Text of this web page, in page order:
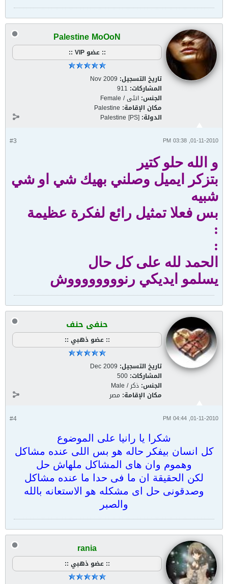
Palestine MoOoN
:: عضو VIP ::
تاريخ التسجيل: Nov 2009
المشاركات: 911
الجنس: انثى / Female
مكان الإقامة: Palestine
الدولة: Palestine [PS]
#3 01-11-2010, 03:38 PM
و الله حلو كتير
بتزكر ايميل وصلني بهيك شي او شي
شبيه
بس فعلا تمثيل رائع لفكرة عظيمة
:
:
الحمد لله على كل حال
يسلمو ايديكي رنووووووووش
حنفى حنف
:: عضو ذهبي ::
تاريخ التسجيل: Dec 2009
المشاركات: 500
الجنس: ذكر / Male
مكان الإقامة: مصر
#4 01-11-2010, 04:44 PM
شكرا يا رانيا على الموضوع
كل انسان بيفكر حاله هو بس اللى عنده مشاكل
وهموم وان هاى المشاكل ملهاش حل
لكن الحقيقة ان ما فى حدا ما عنده مشاكل
وصدقونى حل اى مشكله هو الاستعانه بالله
والصبر
rania
:: عضو ذهبي ::